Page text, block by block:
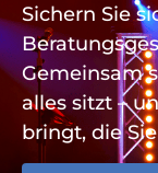
Sichern Sie
Gemeinsam
alles sitzt –
bringt, die